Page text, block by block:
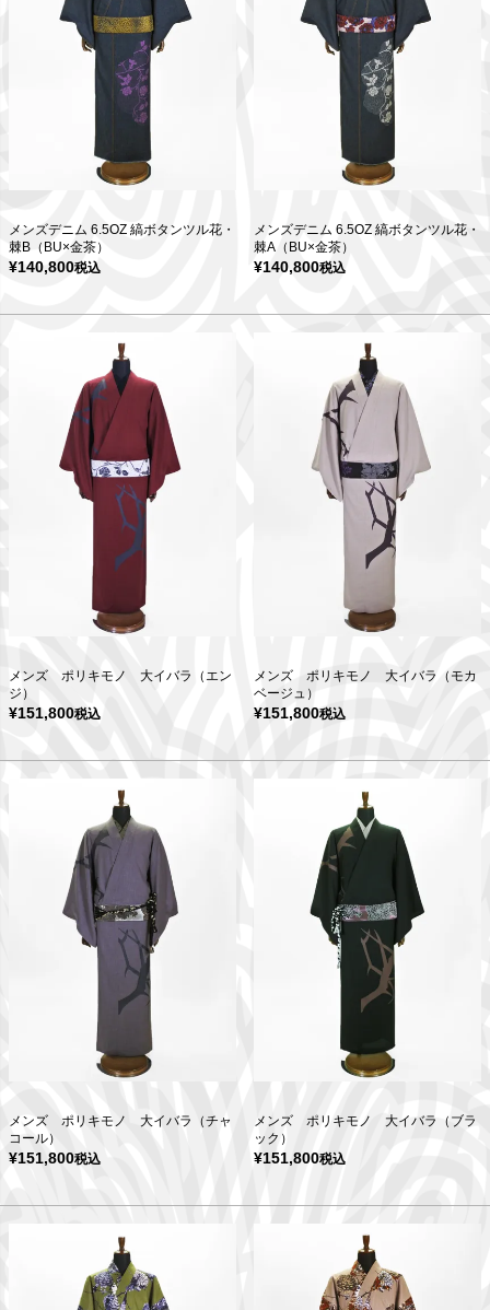
メンズデニム 6.5OZ 縞ボタンツル花・
棘B（BU×金茶）
¥140,800税込
メンズデニム 6.5OZ 縞ボタンツル花・
棘A（BU×金茶）
¥140,800税込
メンズ ポリキモノ 大イバラ（エン
ジ）
¥151,800税込
メンズ ポリキモノ 大イバラ（モカ
ベージュ）
¥151,800税込
メンズ ポリキモノ 大イバラ（チャ
コール）
¥151,800税込
メンズ ポリキモノ 大イバラ（ブラ
ック）
¥151,800税込